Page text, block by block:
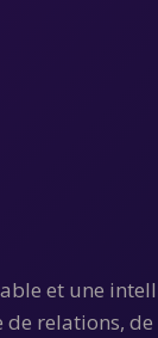
et une
de relations,